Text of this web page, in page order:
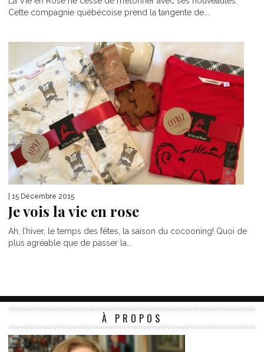
Cette compagnie québécoise prend la tangente de...
| 15 Décembre 2015
Je vois la vie en rose
Ah, l’hiver, le temps des fêtes, la saison du cocooning! Quoi de
plus agréable que de passer la...
À PROPOS